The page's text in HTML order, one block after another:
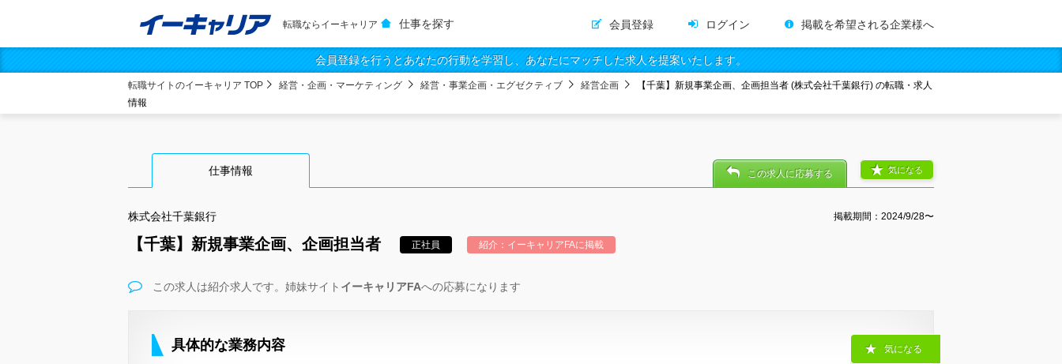
転職ならイーキャリア 仕事を探す 会員登録 ログイン 掲載を希望される企業様へ
会員登録を行うとあなたの行動を学習し、あなたにマッチした求人を提案いたします。
転職サイトのイーキャリア TOP 経営・企画・マーケティング 経営・事業企画・エグゼクティブ 経営企画
【千葉】新規事業企画、企画担当者 (株式会社千葉銀行) の転職・求人
情報
仕事情報
株式会社千葉銀行 掲載期間：2024/9/28〜
【千葉】新規事業企画、企画担当者 正社員 紹介：イーキャリアFAに掲載
気になる
この求人に応募する
この求人は紹介求人です。姉妹サイト イーキャリアFAへの応募になります
具体的な業務内容 気になる